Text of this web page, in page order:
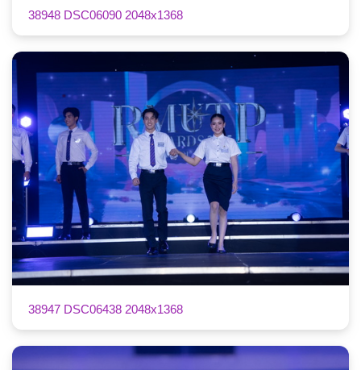
38948 DSC06090 2048x1368
38947 DSC06438 2048x1368